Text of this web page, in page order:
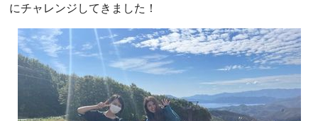
にチャレンジしてきました！